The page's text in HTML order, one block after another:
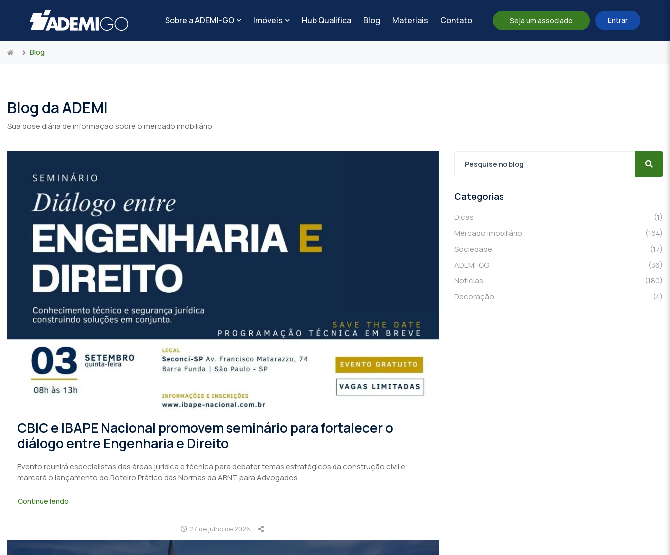
Sobre a ADEMI-GO Imóveis Hub Qualifica Blog Materiais Contato Seja um associado Entrar
Blog
Blog da ADEMI
Sua dose diária de informação sobre o mercado imobiliário
CBIC e IBAPE Nacional promovem seminário para fortalecer o
diálogo entre Engenharia e Direito
Evento reunirá especialistas das áreas jurídica e técnica para debater temas estratégicos da construção civil e
marcará o lançamento do Roteiro Prático das Normas da ABNT para Advogados.
Continue lendo
27 de julho de 2026
Categorias
Dicas
(1)
Mercado imobiliário
(164)
Sociedade
(17)
ADEMI-GO
(36)
Notícias
(180)
Decoração
(4)